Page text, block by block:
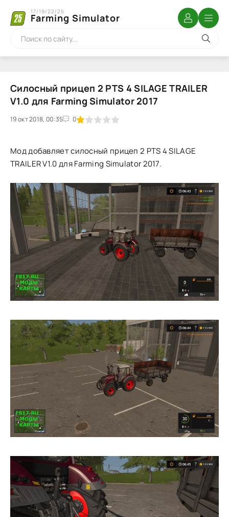
Farming Simulator
17/19/22/25
Силосный прицеп 2 PTS 4 SILAGE TRAILER
V1.0 для Farming Simulator 2017
19 окт 2018, 00:35 0
1 2 3 4 5
Мод добавляет силосный прицеп 2 PTS 4 SILAGE
TRAILER V1.0 для Farming Simulator 2017.